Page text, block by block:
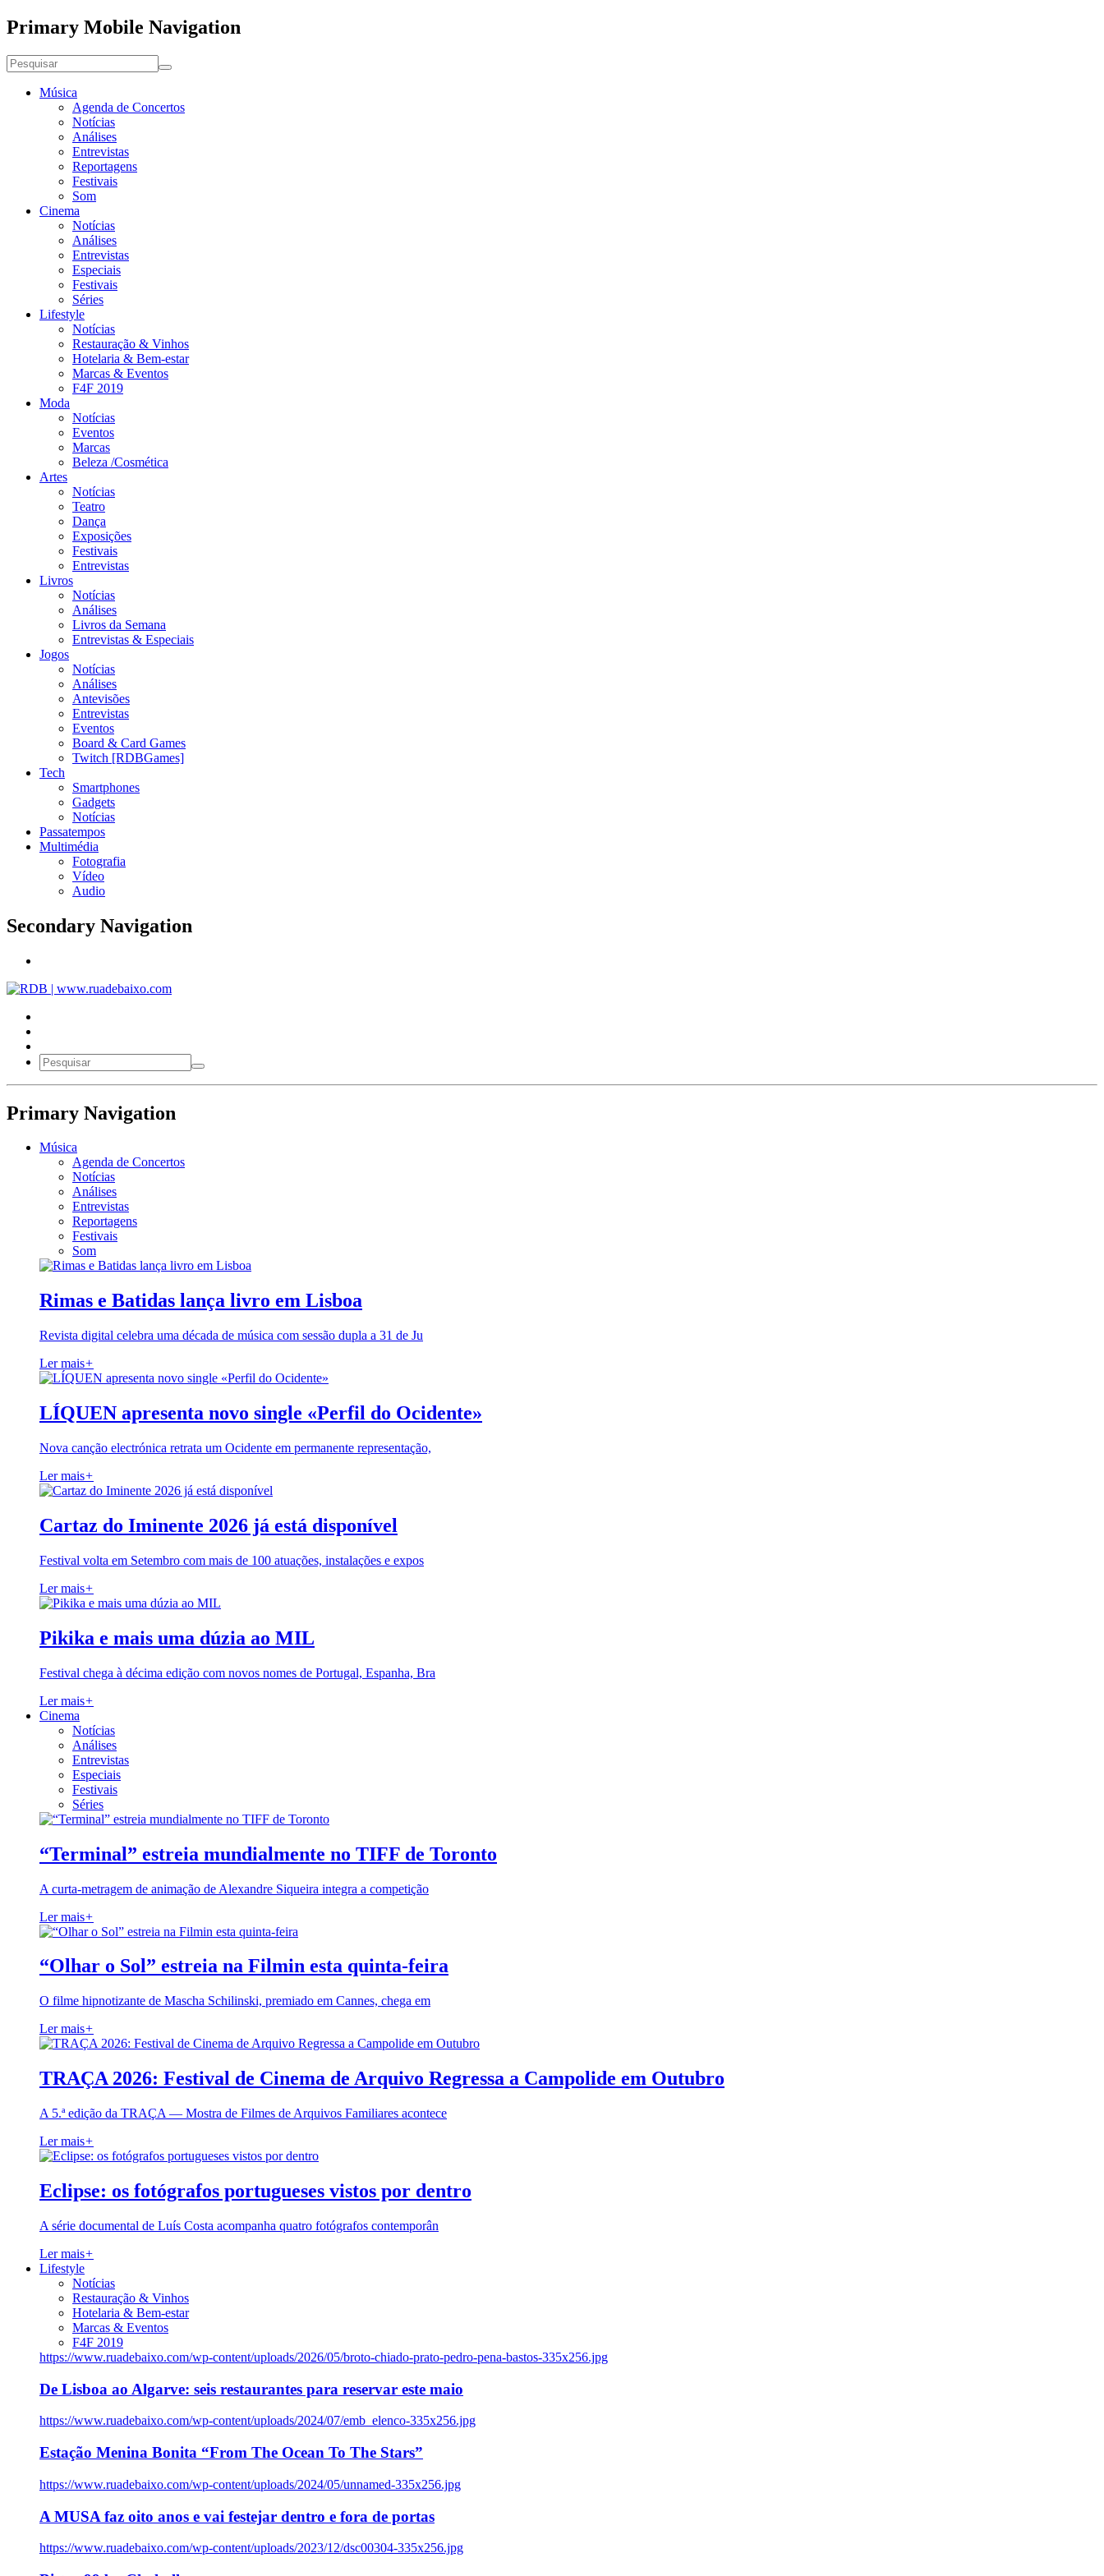
Primary Mobile Navigation
Música
Agenda de Concertos
Notícias
Análises
Entrevistas
Reportagens
Festivais
Som
Cinema
Notícias
Análises
Entrevistas
Especiais
Festivais
Séries
Lifestyle
Notícias
Restauração & Vinhos
Hotelaria & Bem-estar
Marcas & Eventos
F4F 2019
Moda
Notícias
Eventos
Marcas
Beleza /Cosmética
Artes
Notícias
Teatro
Dança
Exposições
Festivais
Entrevistas
Livros
Notícias
Análises
Livros da Semana
Entrevistas & Especiais
Jogos
Notícias
Análises
Antevisões
Entrevistas
Eventos
Board & Card Games
Twitch [RDBGames]
Tech
Smartphones
Gadgets
Notícias
Passatempos
Multimédia
Fotografia
Vídeo
Audio
Secondary Navigation
Primary Navigation
Música
Agenda de Concertos
Notícias
Análises
Entrevistas
Reportagens
Festivais
Som
Rimas e Batidas lança livro em Lisboa
Revista digital celebra uma década de música com sessão dupla a 31 de Ju
Ler mais+
LÍQUEN apresenta novo single «Perfil do Ocidente»
Nova canção electrónica retrata um Ocidente em permanente representação,
Ler mais+
Cartaz do Iminente 2026 já está disponível
Festival volta em Setembro com mais de 100 atuações, instalações e expos
Ler mais+
Pikika e mais uma dúzia ao MIL
Festival chega à décima edição com novos nomes de Portugal, Espanha, Bra
Ler mais+
Cinema
Notícias
Análises
Entrevistas
Especiais
Festivais
Séries
“Terminal” estreia mundialmente no TIFF de Toronto
A curta-metragem de animação de Alexandre Siqueira integra a competição
Ler mais+
“Olhar o Sol” estreia na Filmin esta quinta-feira
O filme hipnotizante de Mascha Schilinski, premiado em Cannes, chega em
Ler mais+
TRAÇA 2026: Festival de Cinema de Arquivo Regressa a Campolide em Outubro
A 5.ª edição da TRAÇA — Mostra de Filmes de Arquivos Familiares acontece
Ler mais+
Eclipse: os fotógrafos portugueses vistos por dentro
A série documental de Luís Costa acompanha quatro fotógrafos contemporân
Ler mais+
Lifestyle
Notícias
Restauração & Vinhos
Hotelaria & Bem-estar
Marcas & Eventos
F4F 2019
https://www.ruadebaixo.com/wp-content/uploads/2026/05/broto-chiado-prato-pedro-pena-bastos-335x256.jpg
De Lisboa ao Algarve: seis restaurantes para reservar este maio
https://www.ruadebaixo.com/wp-content/uploads/2024/07/emb_elenco-335x256.jpg
Estação Menina Bonita “From The Ocean To The Stars”
https://www.ruadebaixo.com/wp-content/uploads/2024/05/unnamed-335x256.jpg
A MUSA faz oito anos e vai festejar dentro e fora de portas
https://www.ruadebaixo.com/wp-content/uploads/2023/12/dsc00304-335x256.jpg